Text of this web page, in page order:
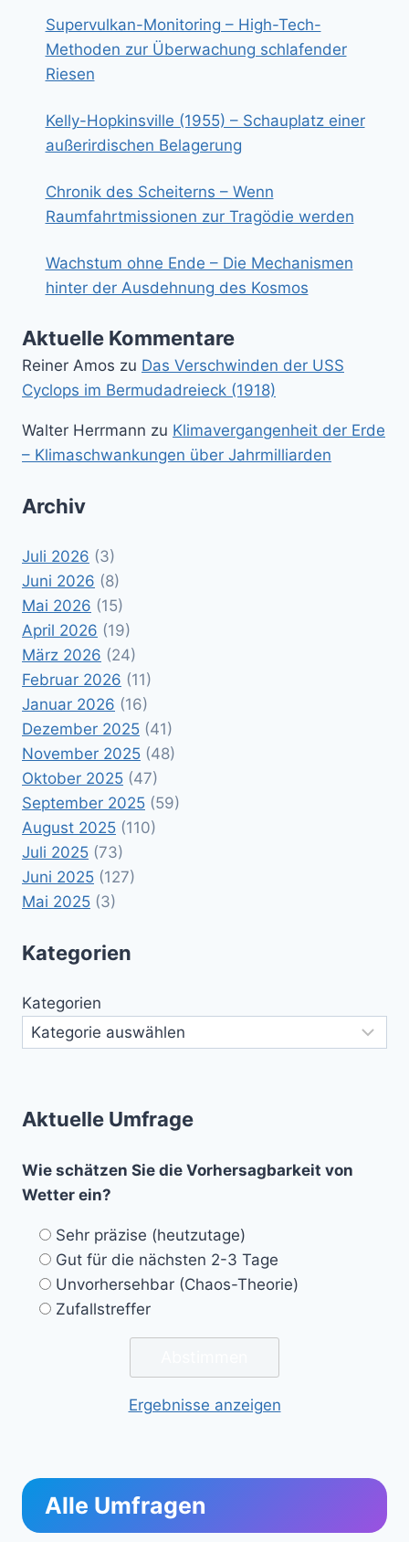
Supervulkan-Monitoring – High-Tech-
Methoden zur Überwachung schlafender
Riesen
Kelly-Hopkinsville (1955) – Schauplatz einer
außerirdischen Belagerung
Chronik des Scheiterns – Wenn
Raumfahrtmissionen zur Tragödie werden
Wachstum ohne Ende – Die Mechanismen
hinter der Ausdehnung des Kosmos
Aktuelle Kommentare
Reiner Amos zu Das Verschwinden der USS
Cyclops im Bermudadreieck (1918)
Walter Herrmann zu Klimavergangenheit der Erde
– Klimaschwankungen über Jahrmilliarden
Archiv
Juli 2026 (3)
Juni 2026 (8)
Mai 2026 (15)
April 2026 (19)
März 2026 (24)
Februar 2026 (11)
Januar 2026 (16)
Dezember 2025 (41)
November 2025 (48)
Oktober 2025 (47)
September 2025 (59)
August 2025 (110)
Juli 2025 (73)
Juni 2025 (127)
Mai 2025 (3)
Kategorien
Kategorien
Aktuelle Umfrage
Wie schätzen Sie die Vorhersagbarkeit von
Wetter ein?
Sehr präzise (heutzutage)
Gut für die nächsten 2-3 Tage
Unvorhersehbar (Chaos-Theorie)
Zufallstreffer
Ergebnisse anzeigen
Alle Umfragen